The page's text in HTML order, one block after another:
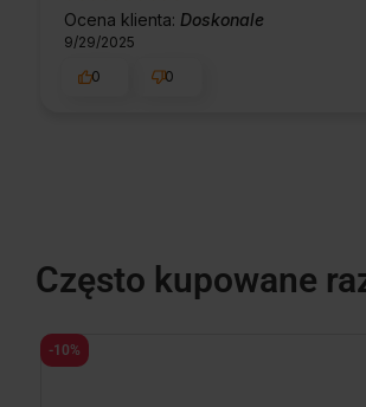
Ocena klienta: Doskonale
9/29/2025
0
0
Często kupowane
-10%